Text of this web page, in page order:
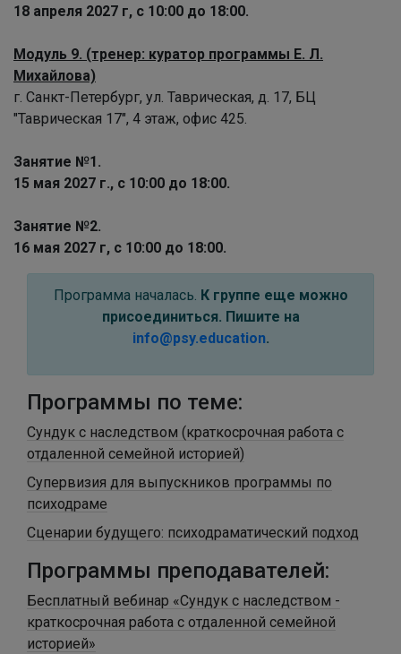
18 апреля 2027 г, с 10:00 до 18:00.
Модуль 9. (тренер: куратор программы Е. Л.
Михайлова)
г. Санкт-Петербург, ул. Таврическая, д. 17, БЦ
"Таврическая 17", 4 этаж, офис 425.
Занятие №1.
15 мая 2027 г., с 10:00 до 18:00.
Занятие №2.
16 мая 2027 г, с 10:00 до 18:00.
Программа началась. К группе еще можно
присоединиться. Пишите на
info@psy.education.
Программы по теме:
Сундук с наследством (краткосрочная работа с
отдаленной семейной историей)
Супервизия для выпускников программы по
психодраме
Сценарии будущего: психодраматический подход
Программы преподавателей:
Бесплатный вебинар «Сундук с наследством -
краткосрочная работа с отдаленной семейной
историей»